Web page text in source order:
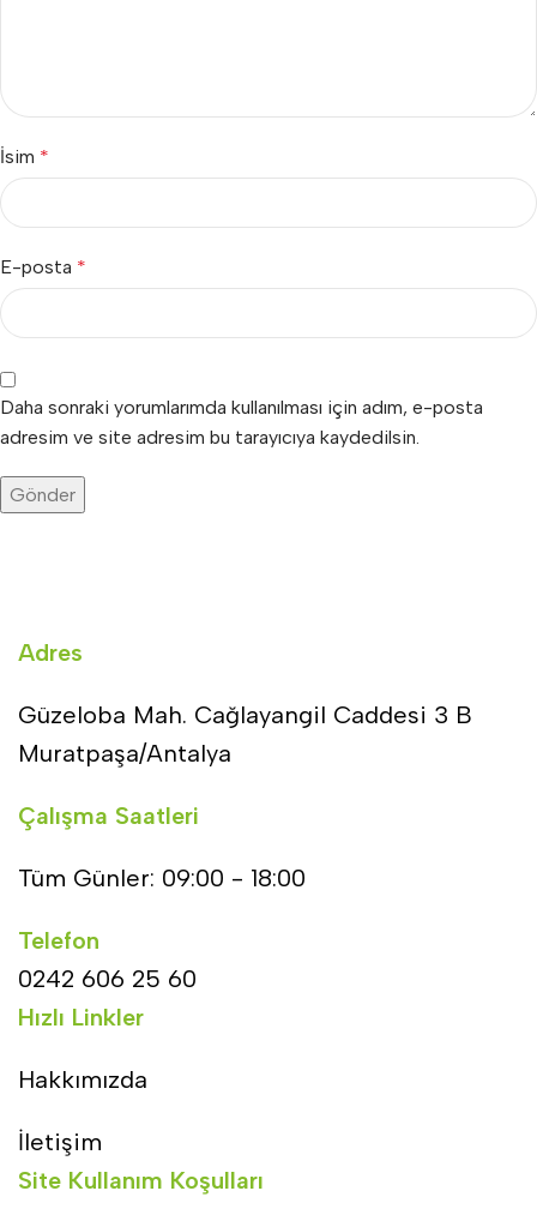
İsim *
E-posta *
Daha sonraki yorumlarımda kullanılması için adım, e-posta
adresim ve site adresim bu tarayıcıya kaydedilsin.
Adres
Güzeloba Mah. Cağlayangil Caddesi 3 B
Muratpaşa/Antalya
Çalışma Saatleri
Tüm Günler: 09:00 - 18:00
Telefon
0242 606 25 60
Hızlı Linkler
Hakkımızda
İletişim
Site Kullanım Koşulları